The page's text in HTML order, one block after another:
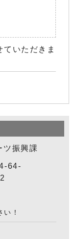
いただきま
ツ振興課
64-
！